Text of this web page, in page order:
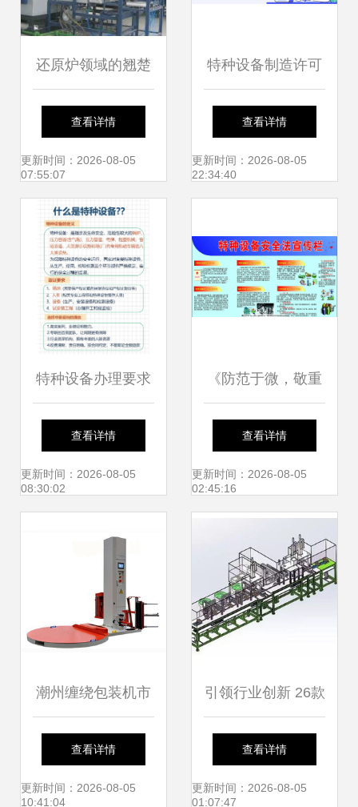
还原炉领域的翘楚
开原化工机械特种
设备厂
查看详情
更新时间：2026-08-05
07:55:07
特种设备制造许可
目录 概述与分类
查看详情
更新时间：2026-08-05
22:34:40
特种设备办理要求
与流程全解析
查看详情
更新时间：2026-08-05
08:30:02
《防范于微，敬重
于责 特种设备安全
法的保护使命》
查看详情
更新时间：2026-08-05
02:45:16
潮州缠绕包装机市
场新宠 特种设备引
领行业变革
查看详情
更新时间：2026-08-05
10:41:04
引领行业创新 26款
精品组装机设备模
型合集全球限量发
查看详情
更新时间：2026-08-05
01:07:47